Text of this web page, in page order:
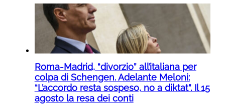
Roma-Madrid, “divorzio” all’italiana per
colpa di Schengen. Adelante Meloni:
“L’accordo resta sospeso, no a diktat”. Il 15
agosto la resa dei conti